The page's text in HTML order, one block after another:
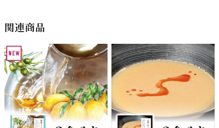
関連商品